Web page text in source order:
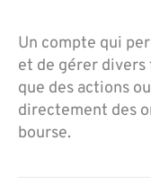
Un compte qui
et de gérer
que des actions ou
directement des
bourse.